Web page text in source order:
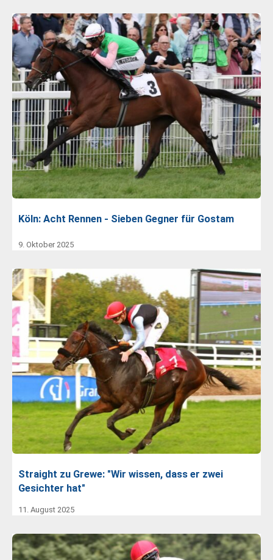
Köln: Acht Rennen - Sieben Gegner für Gostam
9. Oktober 2025
Straight zu Grewe: "Wir wissen, dass er zwei
Gesichter hat"
11. August 2025